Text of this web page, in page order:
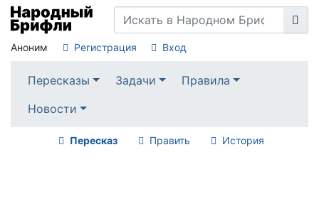
Аноним Регистрация Вход
Пересказы Задачи
Правила
Новости
Пересказ Править История